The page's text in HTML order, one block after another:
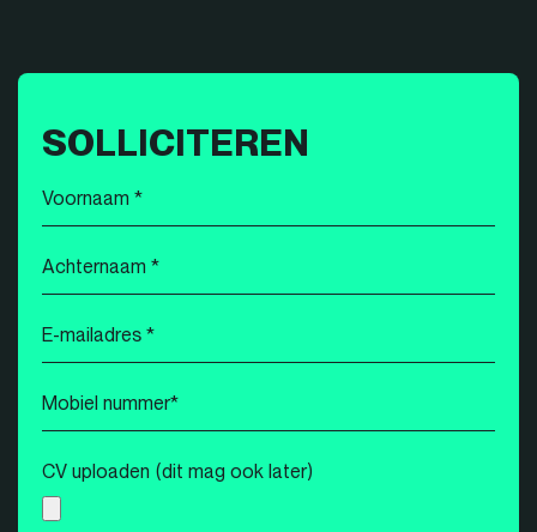
SOLLICITEREN
Voornaam
*
Achternaam
*
E-
mailadres
*
Mobiel
nummer
*
CV uploaden (dit mag ook later)